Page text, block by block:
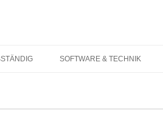
SOFTWARE & TECHNIK